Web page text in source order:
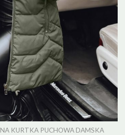
KURTKA PUCHOWA DAMSKA